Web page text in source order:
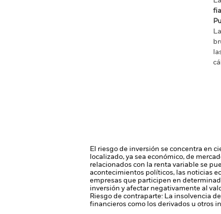
El riesgo de inversión se concentra en
localizado, ya sea económico, de
relacionados con la renta variable se
acontecimientos políticos, las noticias
empresas que participen en
inversión y afectar negativamente al
Riesgo de contraparte: La insolvencia
financieros como los derivados u otros